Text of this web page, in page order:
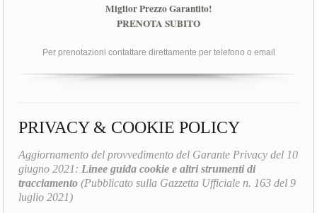
Miglior Prezzo Garantito!
PRENOTA SUBITO
Per prenotazioni contattare direttamente per telefono o email
PRIVACY & COOKIE POLICY
Aggiornamento del provvedimento del Garante Privacy del 10
giugno 2021: Linee guida cookie e altri strumenti di
tracciamento (Pubblicato sulla Gazzetta Ufficiale n. 163 del 9
luglio 2021)